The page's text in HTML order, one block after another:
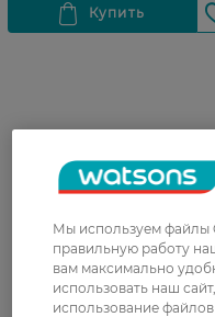
Мы используем файлы
правильную работу
вам максимально
использовать наш
использование